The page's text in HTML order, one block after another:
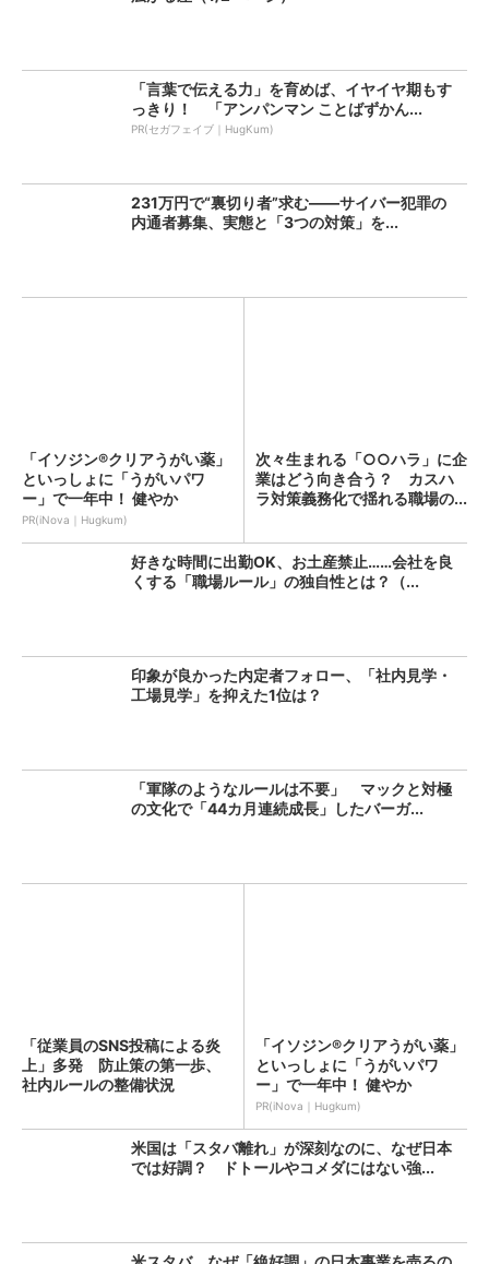
「言葉で伝える力」を育めば、イヤイヤ期もす
っきり！ 「アンパンマン ことばずかん...
PR(セガフェイブ｜HugKum)
231万円で“裏切り者”求む――サイバー犯罪の
内通者募集、実態と「3つの対策」を...
「イソジン®クリアうがい薬」
といっしょに「うがいパワ
ー」で一年中！ 健やか
PR(iNova｜Hugkum)
次々生まれる「○○ハラ」に企
業はどう向き合う？ カスハ
ラ対策義務化で揺れる職場の...
好きな時間に出勤OK、お土産禁止……会社を良
くする「職場ルール」の独自性とは？（...
印象が良かった内定者フォロー、「社内見学・
工場見学」を抑えた1位は？
「軍隊のようなルールは不要」 マックと対極
の文化で「44カ月連続成長」したバーガ...
「従業員のSNS投稿による炎
上」多発 防止策の第一歩、
社内ルールの整備状況
「イソジン®クリアうがい薬」
といっしょに「うがいパワ
ー」で一年中！ 健やか
PR(iNova｜Hugkum)
米国は「スタバ離れ」が深刻なのに、なぜ日本
では好調？ ドトールやコメダにはない強...